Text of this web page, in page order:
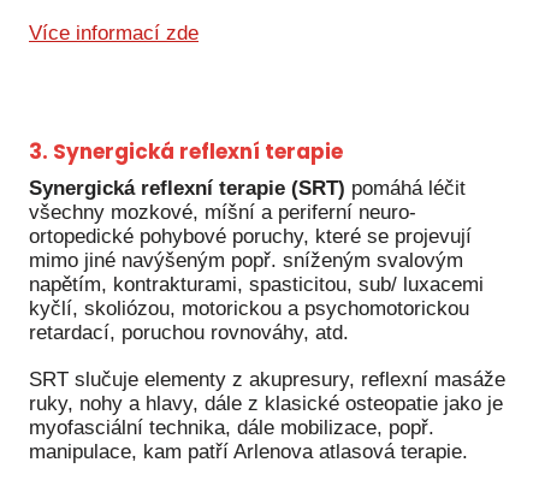
Více informací zde
3. Synergická reflexní terapie
Synergická reflexní terapie (SRT) pomáhá léčit
všechny mozkové, míšní a periferní neuro-
ortopedické pohybové poruchy, které se projevují
mimo jiné navýšeným popř. sníženým svalovým
napětím, kontrakturami, spasticitou, sub/ luxacemi
kyčlí, skoliózou, motorickou a psychomotorickou
retardací, poruchou rovnováhy, atd.
SRT slučuje elementy z akupresury, reflexní masáže
ruky, nohy a hlavy, dále z klasické osteopatie jako je
myofasciální technika, dále mobilizace, popř.
manipulace, kam patří Arlenova atlasová terapie.